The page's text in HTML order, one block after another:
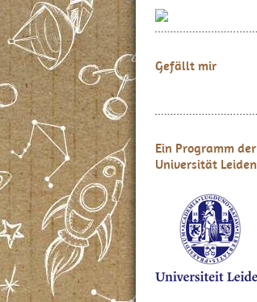
Gefällt mir
Ein Programm der
Universität Leiden